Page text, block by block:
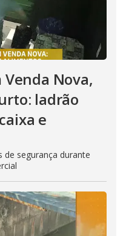
Nova,
ladrão
e
de segurança durante